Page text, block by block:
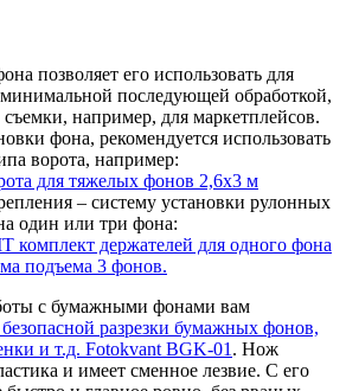
позволяет его использовать для
последующей обработкой,
например, для маркетплейсов.
фона, рекомендуется использовать
ворота, например:
для тяжелых фонов 2,6х3 м
– систему установки рулонных
один или три фона:
комплект держателей для одного фона
подъема 3 фонов.
с бумажными фонами вам
разрезки бумажных фонов,
и т.д. Fotokvant BGK-01 . Нож
и имеет сменное лезвие. С его